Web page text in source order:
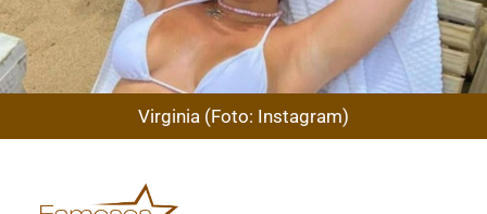
Virginia (Foto: Instagram)